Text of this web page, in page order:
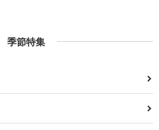
季節特集